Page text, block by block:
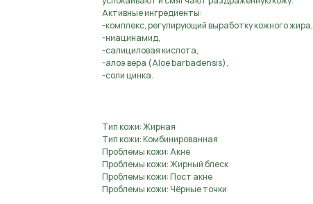
Активные ингредиенты:
-комплекс, регулирующий выработку кожного жира,
-ниацинамид,
-салициловая кислота,
-алоэ вера (Aloe barbadensis),
-соли цинка.
Тип кожи: Жирная
Тип кожи: Комбинированная
Проблемы кожи: Акне
Проблемы кожи: Жирный блеск
Проблемы кожи: Пост акне
Проблемы кожи: Чёрные точки